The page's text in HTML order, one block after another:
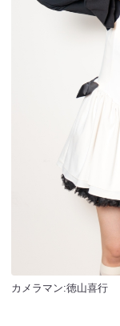
カメラマン:徳山喜行